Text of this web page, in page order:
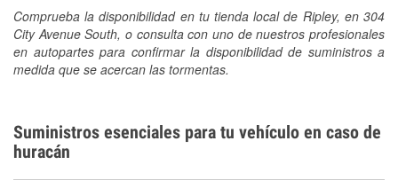
Comprueba la disponibilidad en tu tienda local de Ripley, en 304
City Avenue South, o consulta con uno de nuestros profesionales
en autopartes para confirmar la disponibilidad de suministros a
medida que se acercan las tormentas.
Suministros esenciales para tu vehículo en caso de
huracán